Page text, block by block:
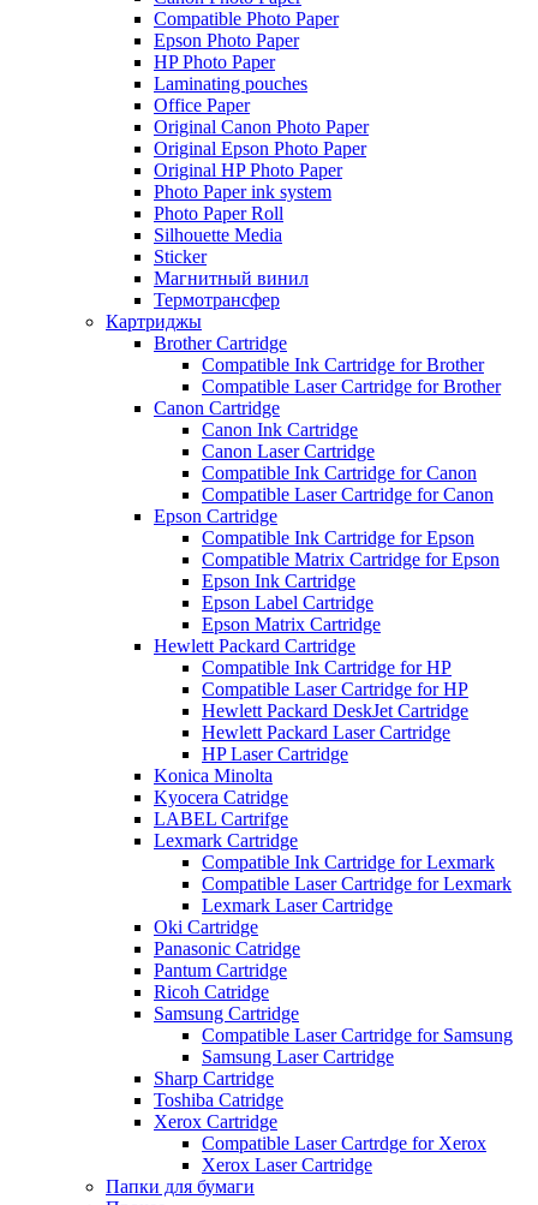
Compatible Photo Paper
Epson Photo Paper
HP Photo Paper
Laminating pouches
Office Paper
Original Canon Photo Paper
Original Epson Photo Paper
Original HP Photo Paper
Photo Paper ink system
Photo Paper Roll
Silhouette Media
Sticker
Магнитный винил
Термотрансфер
Картриджы
Brother Cartridge
Compatible Ink Cartridge for Brother
Compatible Laser Cartridge for Brother
Canon Cartridge
Canon Ink Cartridge
Canon Laser Cartridge
Compatible Ink Cartridge for Canon
Compatible Laser Cartridge for Canon
Epson Cartridge
Compatible Ink Cartridge for Epson
Compatible Matrix Cartridge for Epson
Epson Ink Cartridge
Epson Label Cartridge
Epson Matrix Cartridge
Hewlett Packard Cartridge
Compatible Ink Cartridge for HP
Compatible Laser Cartridge for HP
Hewlett Packard DeskJet Cartridge
Hewlett Packard Laser Cartridge
HP Laser Cartridge
Konica Minolta
Kyocera Catridge
LABEL Cartrifge
Lexmark Cartridge
Compatible Ink Cartridge for Lexmark
Compatible Laser Cartridge for Lexmark
Lexmark Laser Cartridge
Oki Cartridge
Panasonic Catridge
Pantum Cartridge
Ricoh Catridge
Samsung Cartridge
Compatible Laser Cartridge for Samsung
Samsung Laser Cartridge
Sharp Cartridge
Toshiba Catridge
Xerox Cartridge
Compatible Laser Cartrdge for Xerox
Xerox Laser Cartridge
Папки для бумаги